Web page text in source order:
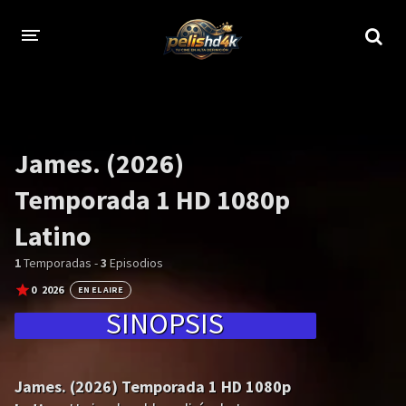
2160p 4K HDR
2160p REMUX 4K 2160p 4K SDR
720p
h265 HEVC
Bluray Completos
James. (2026)
Temporada 1 HD 1080p
Latino
1Temporadas -3 Episodios
0 2026 EN EL AIRE
SINOPSIS
James. (2026) Temporada 1 HD 1080p